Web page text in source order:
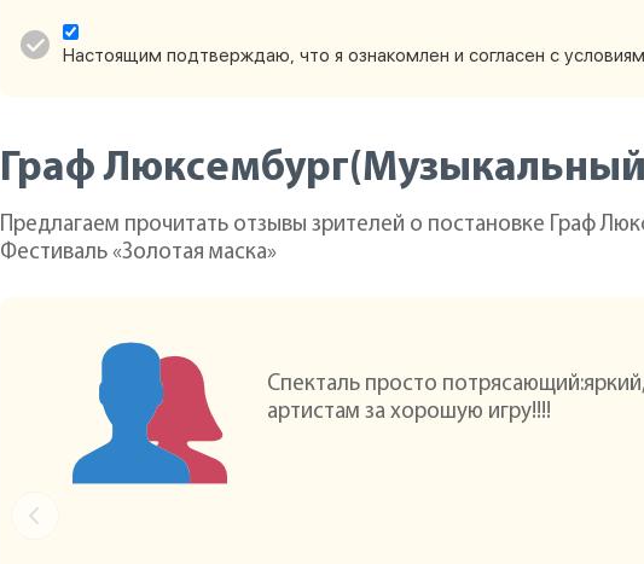
Настоящим подтверждаю, что я ознакомлен и согласен с
Граф
Предлагаем прочитать отзывы зрителей о постановке Граф
Фестиваль «Золотая маска»
Спекталь просто
артистам за хорошую игру!!!!